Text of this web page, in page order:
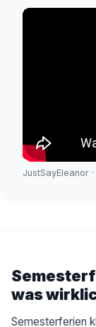
JustSayEleanor ·
was
Semesterferien